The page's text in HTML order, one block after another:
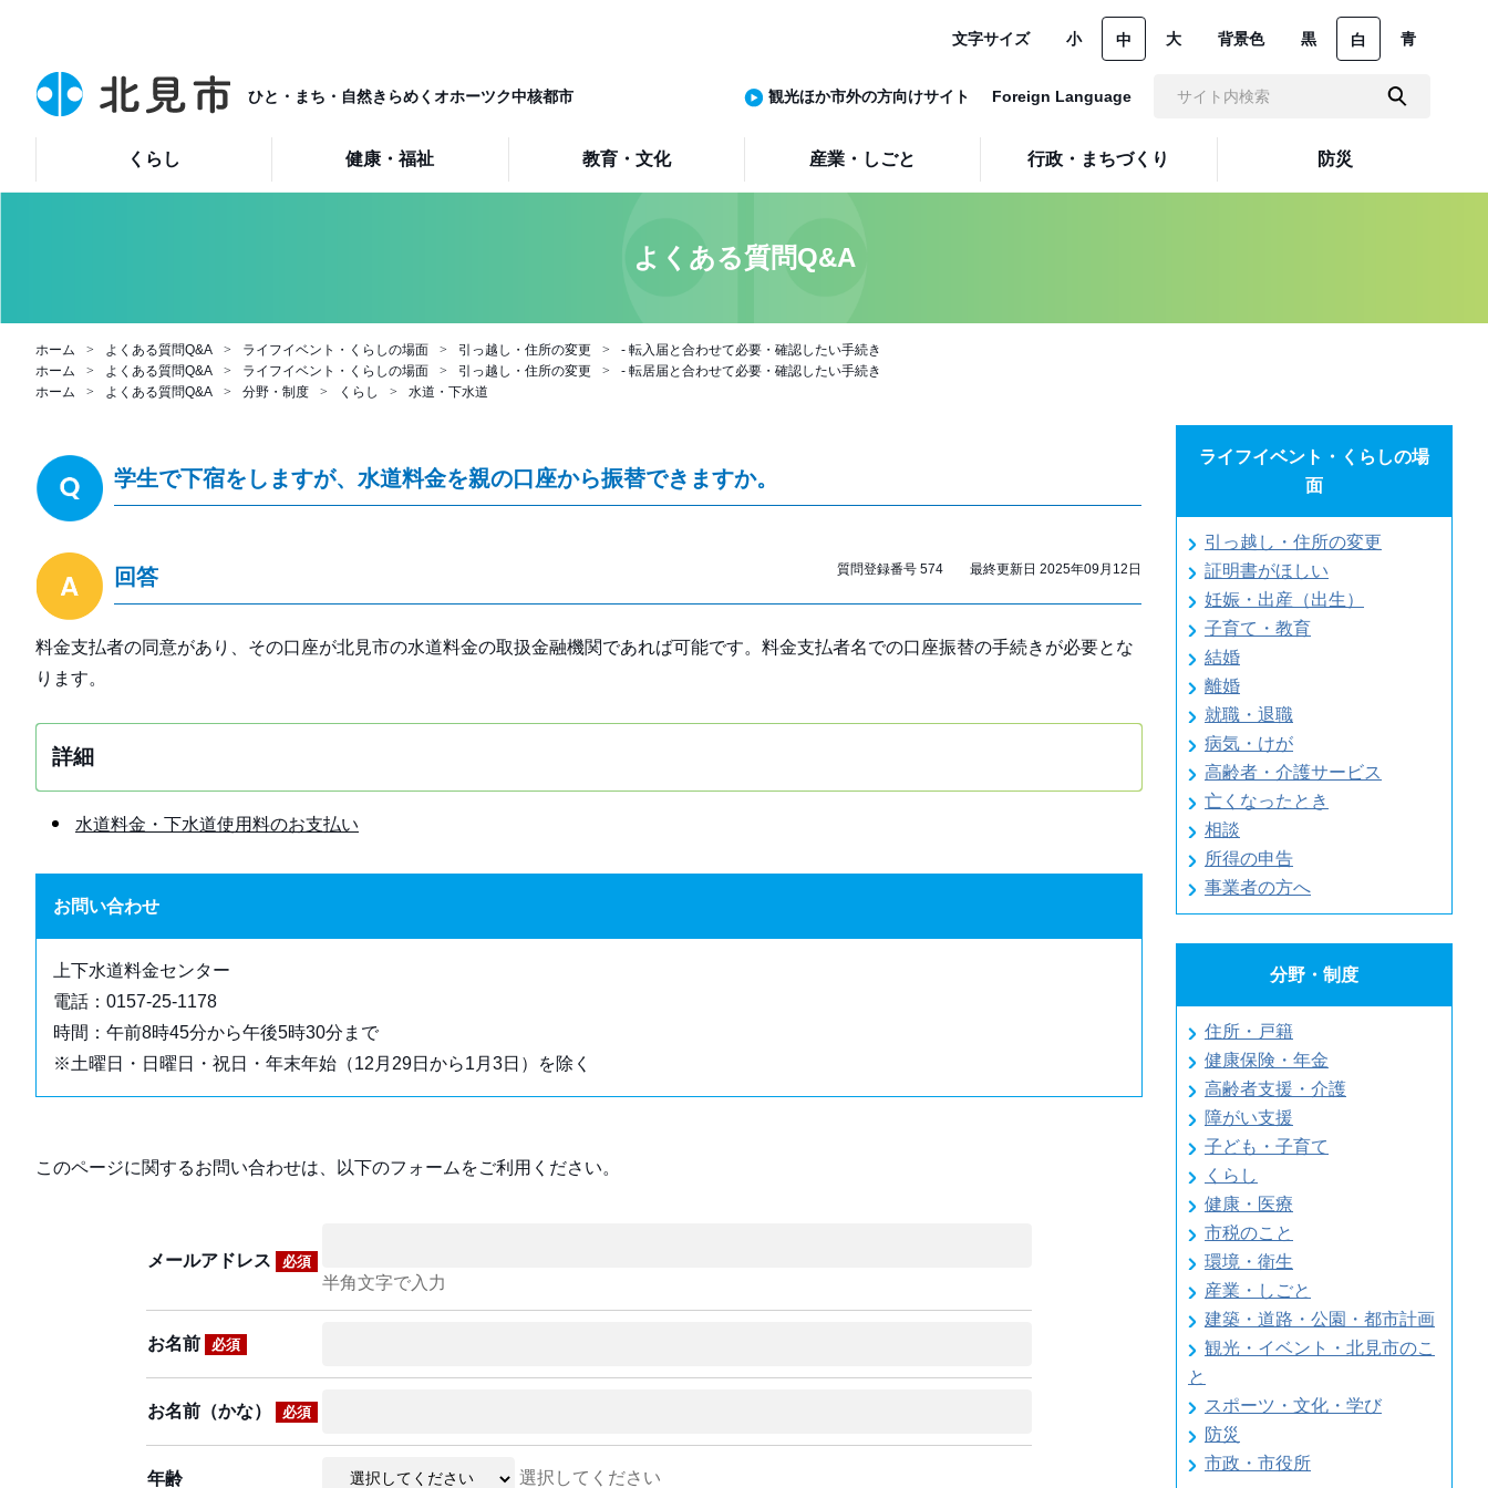
ひと・まち・自然きらめくオホーツク中核都市
くらし 健康・福祉 教育・文化 産業・しごと 行政・まちづくり 防災
文字サイズ 小 中 大 背景色 黒 白 青
観光ほか市外の方向けサイト Foreign Language
よくある質問Q&A
ホーム よくある質問Q&A ライフイベント・くらしの場面 引っ越し・住所の変更
- 転入届と合わせて必要・確認したい手続き
ホーム
よくある質問Q&A ライフイベント・くらしの場面 引っ越し・住所の変更
- 転居届と合わせて必要・確認したい手続き
ホーム
よくある質問Q&A 分野・制度 くらし 水道・下水道
学生で下宿をしますが、水道料金を親の口座から振替できますか。
回答 質問登録番号 574 最終更新日 2025年09月12日
料金支払者の同意があり、その口座が北見市の水道料金の取扱金融機関であれば可能です。料金支払者名での口座振替の手続きが必要とな
ります。
詳細
水道料金・下水道使用料のお支払い
お問い合わせ
上下水道料金センター
電話：0157-25-1178
時間：午前8時45分から午後5時30分まで
※土曜日・日曜日・祝日・年末年始（12月29日から1月3日）を除く
このページに関するお問い合わせは、以下のフォームをご利用ください。
メールアドレス 必須
半角文字で入力
お名前 必須
お名前（かな） 必須
年齢 選択してください
ライフイベント・くらしの場
面
引っ越し・住所の変更
証明書がほしい
妊娠・出産（出生）
子育て・教育
結婚
離婚
就職・退職
病気・けが
高齢者・介護サービス
亡くなったとき
相談
所得の申告
事業者の方へ
分野・制度
住所・戸籍
健康保険・年金
高齢者支援・介護
障がい支援
子ども・子育て
くらし
健康・医療
市税のこと
環境・衛生
産業・しごと
建築・道路・公園・都市計画
観光・イベント・北見市のこ
と
スポーツ・文化・学び
防災
市政・市役所